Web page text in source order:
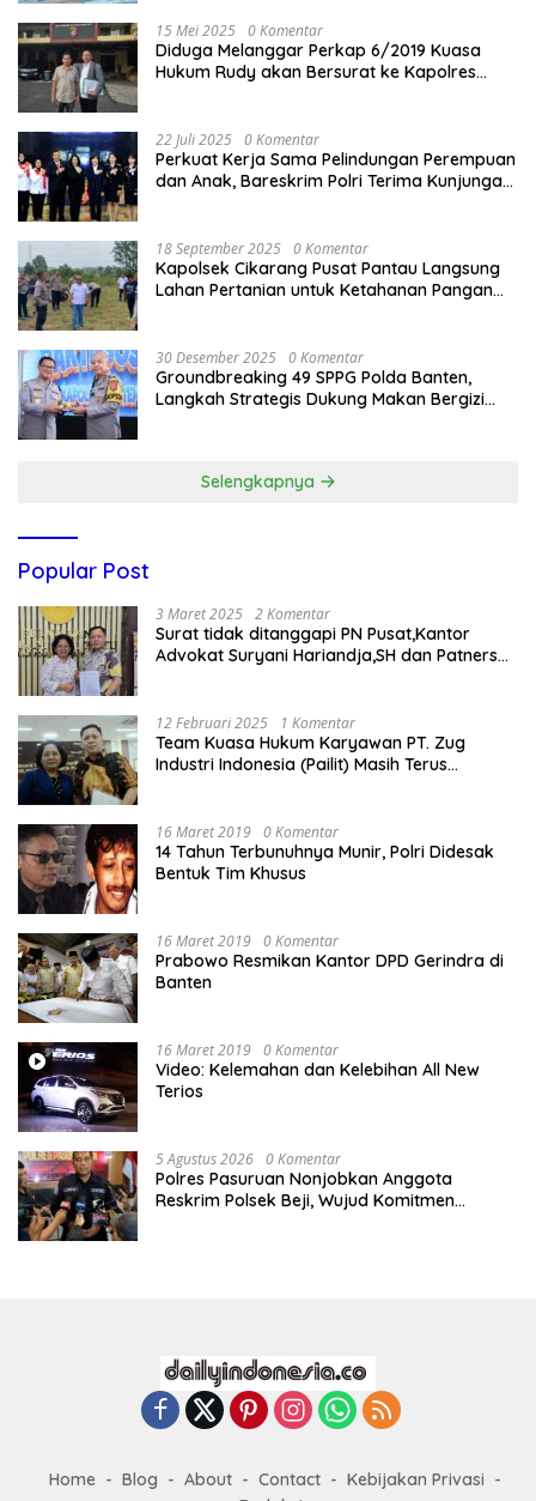
15 Mei 2025 0 Komentar
Diduga Melanggar Perkap 6/2019 Kuasa
Hukum Rudy akan Bersurat ke Kapolres
22 Juli 2025 0 Komentar
Perkuat Kerja Sama Pelindungan Perempuan
dan Anak, Bareskrim Polri Terima Kunjungan
18 September 2025 0 Komentar
Kapolsek Cikarang Pusat Pantau Langsung
Lahan Pertanian untuk Ketahanan Pangan
30 Desember 2025 0 Komentar
Groundbreaking 49 SPPG Polda Banten,
Langkah Strategis Dukung Makan Bergizi
Selengkapnya
Popular Post
3 Maret 2025 2 Komentar
Surat tidak ditanggapi PN Pusat,Kantor
Advokat Suryani Hariandja,SH dan Patners
12 Februari 2025 1 Komentar
Team Kuasa Hukum Karyawan PT. Zug
Industri Indonesia (Pailit) Masih Terus
16 Maret 2019 0 Komentar
14 Tahun Terbunuhnya Munir, Polri Didesak
Bentuk Tim Khusus
16 Maret 2019 0 Komentar
Prabowo Resmikan Kantor DPD Gerindra di
Banten
16 Maret 2019 0 Komentar
Video: Kelemahan dan Kelebihan All New
Terios
5 Agustus 2026 0 Komentar
Polres Pasuruan Nonjobkan Anggota
Reskrim Polsek Beji, Wujud Komitmen
Home Blog About Contact
Kebijakan Privasi